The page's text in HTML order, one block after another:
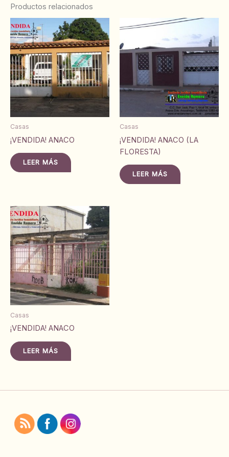
Productos relacionados
Casas
¡VENDIDA! ANACO
LEER MÁS
Casas
¡VENDIDA! ANACO (LA
FLORESTA)
LEER MÁS
Casas
¡VENDIDA! ANACO
LEER MÁS